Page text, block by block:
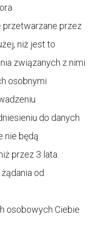
przez
niż jest to
związanych z nimi
osobnymi
do danych
nie będą
przez 3 lata.
od
osobowych Ciebie